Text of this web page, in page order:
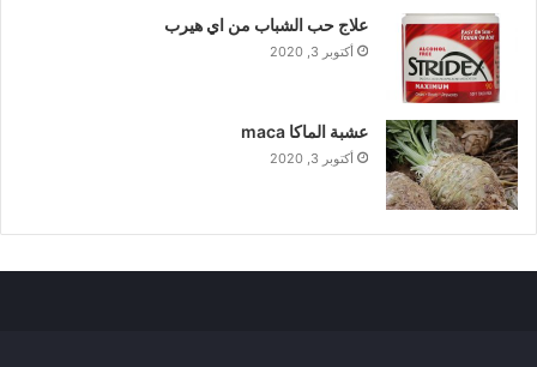
علاج حب الشباب من اي هيرب
أكتوبر 3, 2020
عشبة الماكا maca
أكتوبر 3, 2020